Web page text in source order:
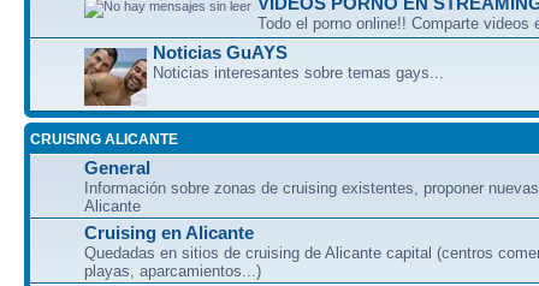
Todo el porno online!! Comparte videos
Noticias GuAYS
Noticias interesantes sobre temas gays...
CRUISING ALICANTE
General
Información sobre zonas de cruising existentes, proponer
Alicante
Cruising en Alicante
Quedadas en sitios de cruising de Alicante capital (centros
playas, aparcamientos...)